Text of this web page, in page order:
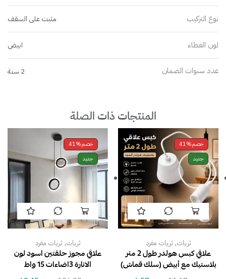
نوع التركيب مثبت على السقف
لون الغطاء ابيض
عدد سنوات الضمان 2 سنة
المنتجات ذات الصلة
خصم41%
جديد
ثريات, ثريات مفرد
علاقي كبس هولدر طول 2 متر
بلاستيك مع أبيض (سلك قماش)
خصم41%
جديد
ثريات, ثريات مفرد
علاقي مجوز حلقتين اسود لون
الانارة 3اضاءات 15 واط